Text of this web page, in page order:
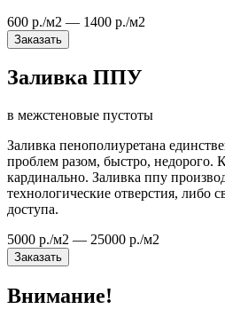
600 р./м2 — 1400 р./м2
Заказать
Заливка ППУ
в межстеновые пустоты
Заливка пенополиуретана
проблем разом, быстро, недорого.
кардинально. Заливка ппу
технологические отверстия, либо
доступа.
5000 р./м2 — 25000 р./м2
Заказать
Внимание!